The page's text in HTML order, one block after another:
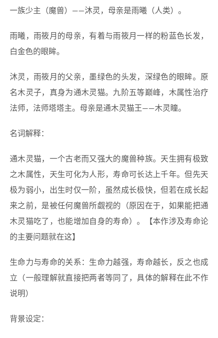
一族少主（魔兽）——沐灵，母亲是雨曦（人类）。
雨曦，雨筱月的母亲，有着与雨筱月一样的粉蓝色长发，
白金色的眼眸。
沐灵，雨筱月的父亲，墨绿色的头发，深绿色的眼眸。原
名木灵子，真身为通木灵猫。九阶五等巅峰，木属性治疗
法师，法师塔塔主。母亲是通木灵猫王——木灵瞳。
名词解释：
通木灵猫，一个古老而又强大的魔兽种族。天生拥有极致
之木属性，天生可化为人形，寿命可长达上千年。但先天
极为弱小，出生时仅一阶，虽然成长极快，但若在成长起
来之前，是被任何魔兽所觑视的（原因在于，如果能把通
木灵猫吃了，也能增加自身的寿命）。【本作涉及寿命论
的主要问题就在这】
生命力与寿命的关系：生命力越强，寿命越长，反之也成
立（一般理解就直接把两者等同了，具体的解释在此不作
说明）
背景设定：